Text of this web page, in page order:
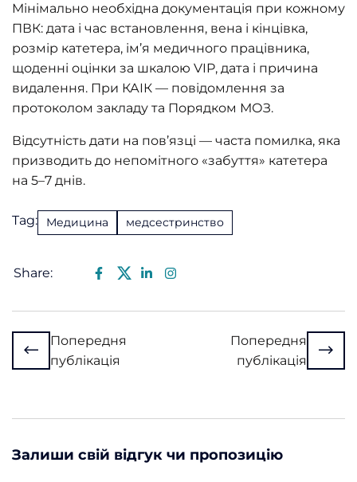
Мінімально необхідна документація при кожному
ПВК: дата і час встановлення, вена і кінцівка,
розмір катетера, ім’я медичного працівника,
щоденні оцінки за шкалою VIP, дата і причина
видалення. При КАІК — повідомлення за
протоколом закладу та Порядком МОЗ.
Відсутність дати на пов’язці — часта помилка, яка
призводить до непомітного «забуття» катетера
на 5–7 днів.
Tag: Медицина медсестринство
Share:
Попередня
публікація
Попередня
публікація
Залиши свій відгук чи пропозицію